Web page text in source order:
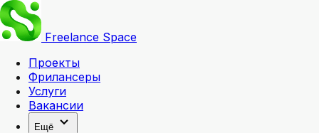
Freelance Space
Проекты
Фрилансеры
Услуги
Вакансии
Ещё expand_more